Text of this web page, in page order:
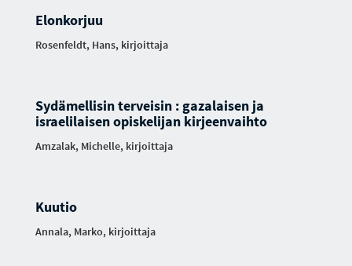
Elonkorjuu
Rosenfeldt, Hans, kirjoittaja
Sydämellisin terveisin : gazalaisen ja
israelilaisen opiskelijan kirjeenvaihto
Amzalak, Michelle, kirjoittaja
Kuutio
Annala, Marko, kirjoittaja